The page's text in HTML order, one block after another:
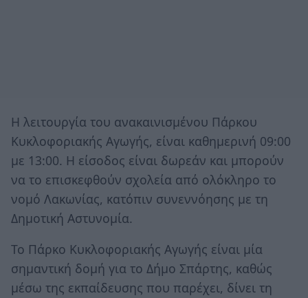
Η λειτουργία του ανακαινισμένου Πάρκου
Κυκλοφοριακής Αγωγής, είναι καθημερινή 09:00
με 13:00. Η είσοδος είναι δωρεάν και μπορούν
να το επισκεφθούν σχολεία από ολόκληρο το
νομό Λακωνίας, κατόπιν συνεννόησης με τη
Δημοτική Αστυνομία.
Το Πάρκο Κυκλοφοριακής Αγωγής είναι μία
σημαντική δομή για το Δήμο Σπάρτης, καθώς
μέσω της εκπαίδευσης που παρέχει, δίνει τη